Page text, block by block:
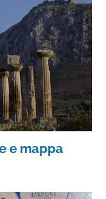
e mappa